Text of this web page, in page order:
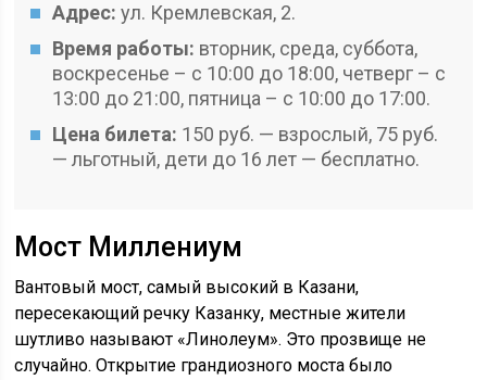
Адрес: ул. Кремлевская, 2.
Время работы: вторник, среда, суббота,
воскресенье – с 10:00 до 18:00, четверг – с
13:00 до 21:00, пятница – с 10:00 до 17:00.
Цена билета: 150 руб. — взрослый, 75 руб.
— льготный, дети до 16 лет — бесплатно.
Мост Миллениум
Вантовый мост, самый высокий в Казани,
пересекающий речку Казанку, местные жители
шутливо называют «Линолеум». Это прозвище не
случайно. Открытие грандиозного моста было